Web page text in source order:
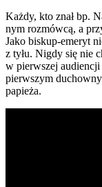
Każ­dy, kto znał bp.
nym roz­mów­cą, a
Jako biskup-eme­ryt
z tyłu. Nigdy się nie
w pierw­szej audien­cji
pierw­szym
papie­ża.